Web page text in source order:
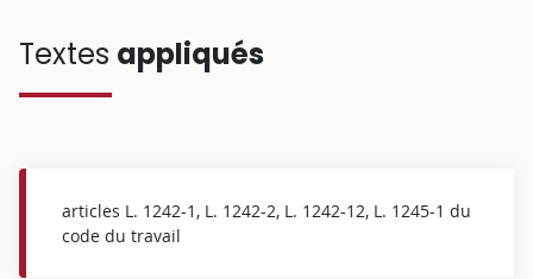
Textes appliqués
articles L. 1242-1, L. 1242-2, L. 1242-12, L. 1245-1 du
code du travail